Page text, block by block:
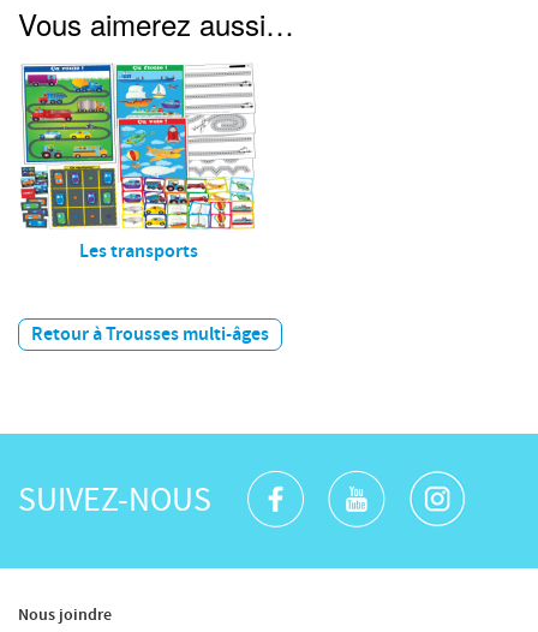
Vous aimerez aussi…
Les transports
Retour à Trousses multi-âges
SUIVEZ-NOUS
Nous joindre